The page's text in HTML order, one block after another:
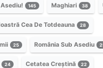
145 Maghiari 38
Cea De Totdeauna 28
25 România Sub Asediu
24 Cetatea Creștină 22